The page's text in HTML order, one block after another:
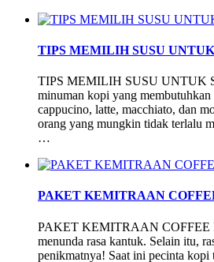
TIPS MEMILIH SUSU
TIPS MEMILIH SUSU UNTUK
minuman kopi yang membutuhkan
cappucino, latte, macchiato, dan
orang yang mungkin tidak terlalu
…
PAKET KEMITRAAN
PAKET KEMITRAAN COFFEE
menunda rasa kantuk. Selain itu,
penikmatnya! Saat ini pecinta kopi